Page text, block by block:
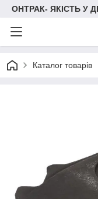
ОНТРАК- ЯКІСТЬ У
Каталог товарів